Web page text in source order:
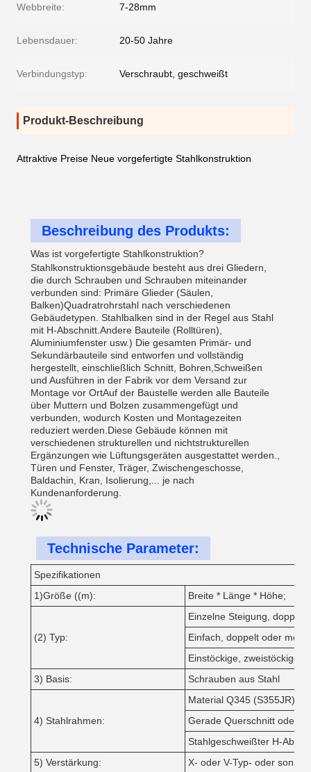
Webbreite: 7-28mm
Lebensdauer: 20-50 Jahre
Verbindungstyp: Verschraubt, geschweißt
Produkt-Beschreibung
Attraktive Preise Neue vorgefertigte Stahlkonstruktion
Beschreibung des Produkts:
Was ist vorgefertigte Stahlkonstruktion?
Stahlkonstruktionsgebäude besteht aus drei Gliedern,
die durch Schrauben und Schrauben miteinander
verbunden sind: Primäre Glieder (Säulen,
Balken)Quadratrohrstahl nach verschiedenen
Gebäudetypen. Stahlbalken sind in der Regel aus Stahl
mit H-Abschnitt.Andere Bauteile (Rolltüren),
Aluminiumfenster usw.) Die gesamten Primär- und
Sekundärbauteile sind entworfen und vollständig
hergestellt, einschließlich Schnitt, Bohren,Schweißen
und Ausführen in der Fabrik vor dem Versand zur
Montage vor OrtAuf der Baustelle werden alle Bauteile
über Muttern und Bolzen zusammengefügt und
verbunden, wodurch Kosten und Montagezeiten
reduziert werden.Diese Gebäude können mit
verschiedenen strukturellen und nichtstrukturellen
Ergänzungen wie Lüftungsgeräten ausgestattet werden.,
Türen und Fenster, Träger, Zwischengeschosse,
Baldachin, Kran, Isolierung,... je nach
Kundenanforderung.
Technische Parameter:
Spezifikationen
1)Größe ((m):
Breite * Länge * Höhe;
(2) Typ:
Einzelne Steigung,
Einfach, doppelt oder
Einstöckige, zweistöckige,
3) Basis:
Schrauben aus Stahl
4) Stahlrahmen:
Material Q345 (S355JR)
Gerade Querschnitt oder
Stahlgeschweißter H-
5) Verstärkung:
X- oder V-Typ- oder